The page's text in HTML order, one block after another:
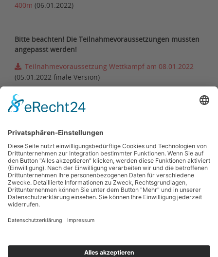
400m (06.01.2022)
Bitte beachten! Die Teilnahmevoraussetzungen mussten
angepasst werden!
Teilnahmevoraussetzung Wettkampf am 08.01.2022
(05.01.2022 finale Version)
Ergebnisse (Link zu leichtathletik.de)
Ergebnisse(pdf / 09.01.2022)
Zurück zur Terminübersicht
Kontakt Impressum